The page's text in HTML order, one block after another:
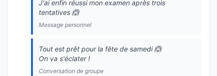
J'ai enfin réussi mon examen après trois
tentatives 🙆
Message personnel
Tout est prêt pour la fête de samedi 🙆
On va s'éclater !
Conversation de groupe